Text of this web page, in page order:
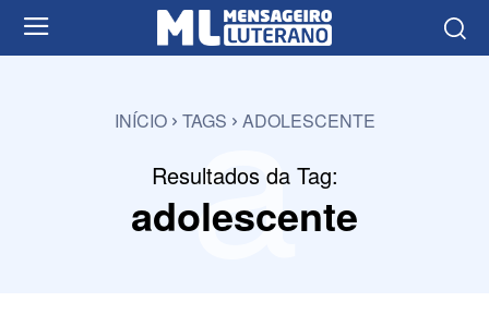
INÍCIO TAGS ADOLESCENTE
Resultados da Tag:
adolescente
a